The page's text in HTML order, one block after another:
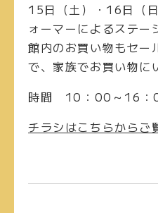
15日（土）・16日（
ォーマーによるステー
館内のお買い物もセー
で、家族でお買い物
時間 10：00～16：
チラシはこちらからご